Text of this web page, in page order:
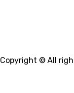
Copyright © All